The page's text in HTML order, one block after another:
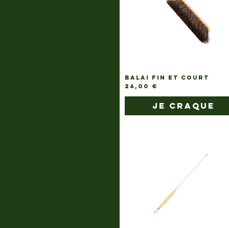
BALAI FIN ET COURT
Prix
24,00 €
je craque